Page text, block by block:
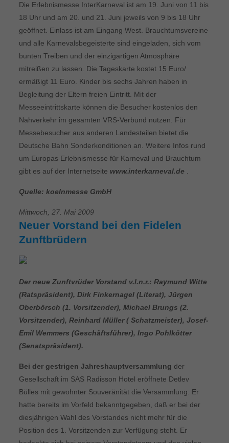
Die Erlebnismesse InterKarneval ist am 19. Juni von 11 bis
18 Uhr und am 20. und 21. Juni jeweils von 9 bis 18 Uhr
geöffnet. Einlass ist am Eingang West. Brauchtumsvereine
und alle Karnevalsbegeisterte sind eingeladen, sich vom
bunten Treiben und der einzigartigen Atmosphäre
mitreißen zu lassen. Die Tageskarte kostet 15 Euro/
ermäßigt 11 Euro. Kinder bis sechs Jahren haben in
Begleitung der Eltern freien Eintritt. Mit der
Messeeintrittskarte können die Besucher kostenlos den
Nahverkehr im gesamten VRS-Verbund nutzen. Für
Messebesucher aus anderen Landesteilen bietet die
Deutsche Bahn Sonderkonditionen an. Weitere Infos rund
um Europas Erlebnismesse für Karneval und Brauchtum
gibt es auf der Internetseite www.interkarneval.de .
Quelle: koelnmesse GmbH
Mittwoch, 27. Mai 2009
Neuer Vorstand bei den Fidelen
Zunftbrüdern
Der neue Zunftvrüder Vorstand v.l.n.r.: Raymund Witte
(Ratspräsident), Dirk Finkernagel (Literat), Jürgen
Oberbörsch (1. Vorsitzender), Michael Brungs (2.
Vorsitzender), Reinhard Müller ( Schatzmeister), Josef-
Emil Wemmers (Geschäftsführer), Ingo Pohlkötter
(Senatspräsident).
Bei der gestrigen Jahreshauptversammlung der
Gesellschaft im SAS Radisson Hotel eröffnete Detlev
Bülles mit gewohnter Souveränität die Versammlung. Er
hatte bereits im Vorfeld bekanntgegeben, daß er bei der
diesjährigen Wahl des Vorstandes nicht mehr für die
Position des 1. Vorsitzenden zur Verfügung steht. Er